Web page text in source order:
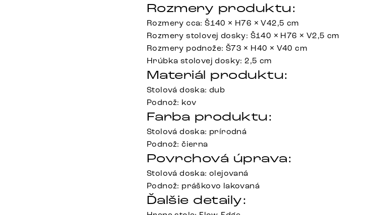
Rozmery produktu:
Rozmery cca: Š140 × H76 × V42,5 cm
Rozmery stolovej dosky: Š140 × H76 × V2,5 cm
Rozmery podnože: Š73 × H40 × V40 cm
Hrúbka stolovej dosky: 2,5 cm
Materiál produktu:
Stolová doska: dub
Podnož: kov
Farba produktu:
Stolová doska: prírodná
Podnož: čierna
Povrchová úprava:
Stolová doska: olejovaná
Podnož: práškovo lakovaná
Ďalšie detaily: